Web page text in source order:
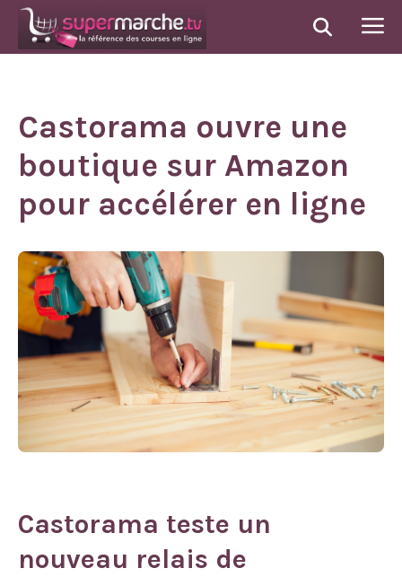
Castorama ouvre une
boutique sur Amazon
pour accélérer en ligne
Castorama teste un
nouveau relais de